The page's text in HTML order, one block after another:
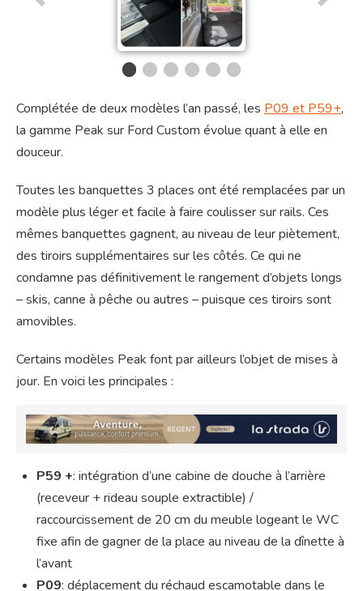
Complétée de deux modèles l’an passé, les P09 et P59+,
la gamme Peak sur Ford Custom évolue quant à elle en
douceur.
Toutes les banquettes 3 places ont été remplacées par un
modèle plus léger et facile à faire coulisser sur rails. Ces
mêmes banquettes gagnent, au niveau de leur piètement,
des tiroirs supplémentaires sur les côtés. Ce qui ne
condamne pas définitivement le rangement d’objets longs
– skis, canne à pêche ou autres – puisque ces tiroirs sont
amovibles.
Certains modèles Peak font par ailleurs l’objet de mises à
jour. En voici les principales :
P59 +: intégration d’une cabine de douche à l’arrière
(receveur + rideau souple extractible) /
raccourcissement de 20 cm du meuble logeant le WC
fixe afin de gagner de la place au niveau de la dînette à
l’avant
P09: déplacement du réchaud escamotable dans le